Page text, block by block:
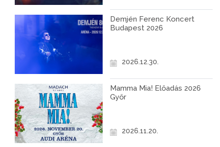
Demjén Ferenc Koncert
Budapest 2026
2026.12.30.
Mamma Mia! Előadás 2026
Győr
2026.11.20.